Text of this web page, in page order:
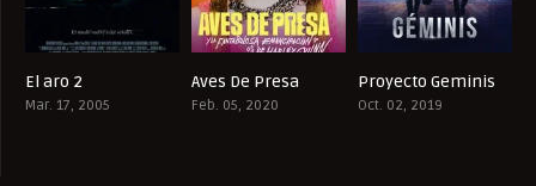
El aro 2
Mar. 17, 2005
Aves De Presa
Feb. 05, 2020
5.7
Proyecto Geminis
Oct. 02, 2019